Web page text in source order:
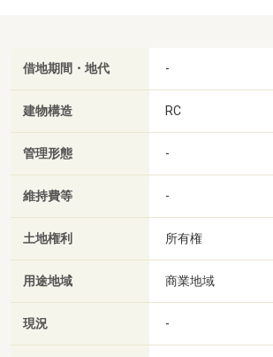
借地期間・地代 -
建物構造 RC
管理形態 -
維持費等 -
土地権利 所有権
用途地域 商業地域
現況 -